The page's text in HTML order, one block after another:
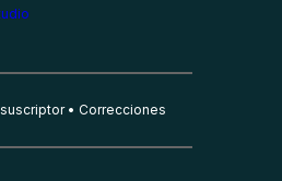
Correcciones